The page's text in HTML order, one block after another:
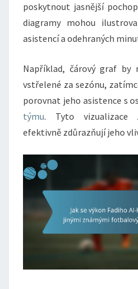
poskytnout jasnější
diagramy mohou
asistencí a odehraných
Například, čárový graf
vstřelené za sezónu,
porovnat jeho asistence s
týmu. Tyto vizualizace
efektivně zdůrazňují jeho